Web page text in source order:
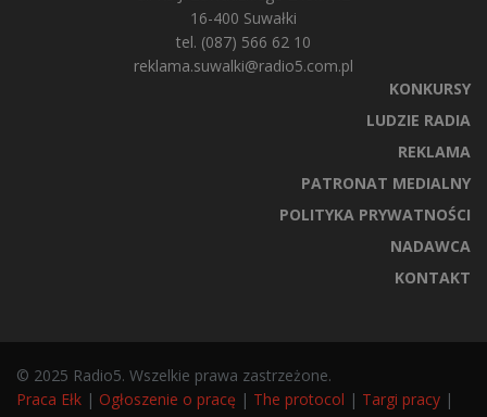
16-400 Suwałki
tel. (087) 566 62 10
reklama.suwalki@radio5.com.pl
KONKURSY
LUDZIE RADIA
REKLAMA
PATRONAT MEDIALNY
POLITYKA PRYWATNOŚCI
NADAWCA
KONTAKT
© 2025 Radio5. Wszelkie prawa zastrzeżone.
Praca Ełk | Ogłoszenie o pracę | The protocol | Targi pracy |